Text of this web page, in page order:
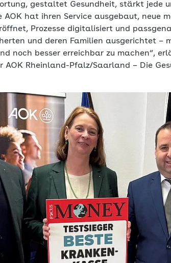
gestaltet Gesundheit, stärkt jede
hat ihren Service ausgebaut, neue
Prozesse digitalisiert und
und deren Familien ausgerichtet –
noch besser erreichbar zu machen“,
AOK Rheinland-Pfalz/Saarland – Die